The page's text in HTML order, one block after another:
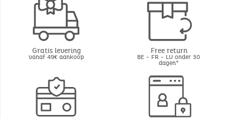
Gratis levering
vanaf 49€ aankoop
Free return
BE - FR - LU onder 30
dagen*